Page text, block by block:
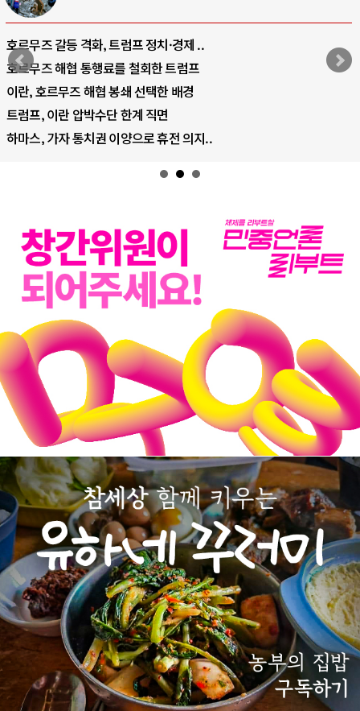
중국 AI, 저가 공세로 글로벌 토큰 시..
AI 국부펀드 구상 놓고 미국 진보진영 ..
AI 데이터센터 반대 투쟁은 새로운 글로..
AI의 숨은 환경 비용: 데이터센터 확산..
AI는 어떻게 미국 민주주의를 잠식하고 ..